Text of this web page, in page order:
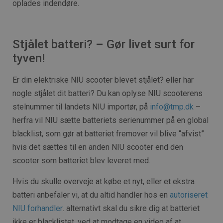
oplades indendøre.
Stjålet batteri? – Gør livet surt for
tyven!
Er din elektriske NIU scooter blevet stjålet? eller har
nogle stjålet dit batteri? Du kan oplyse NIU scooterens
stelnummer til landets NIU importør, på info@tmp.dk –
herfra vil NIU sætte batteriets serienummer på en global
blacklist, som gør at batteriet fremover vil blive “afvist”
hvis det sættes til en anden NIU scooter end den
scooter som batteriet blev leveret med.
Hvis du skulle overveje at købe et nyt, eller et ekstra
batteri anbefaler vi, at du altid handler hos en autoriseret
NIU forhandler . alternativt skal du sikre dig at batteriet